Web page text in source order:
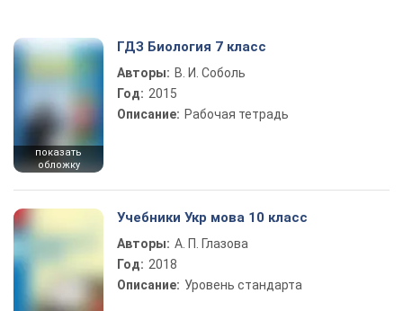
показать
обложку
ГДЗ Биология 7 класс
Авторы: В. И. Соболь
Год: 2015
Описание: Рабочая тетрадь
Учебники Укр мова 10 класс
Авторы: А. П. Глазова
Год: 2018
Описание: Уровень стандарта